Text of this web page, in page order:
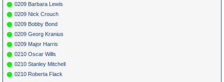
0209 Barbara Lewis
0209 Nick Crouch
0209 Bobby Bond
0209 Georg Kranius
0209 Major Harris
0210 Oscar Wills
0210 Stanley Mitchell
0210 Roberta Flack